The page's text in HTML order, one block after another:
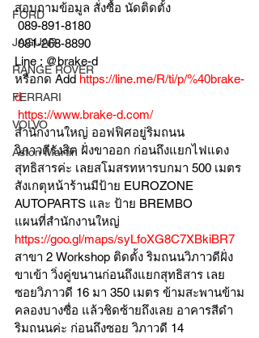
FORD
JAGUAR
RANGE ROVER
FERRARI
VOLVO
Aston Martin
สอบถามข้อมูล สั่งซื้อ นัดติดตั้ง
089-891-8180
081-268-8890
Line : @brake-d
หรือกด Add https://line.me/R/ti/p/%40brake-
d
https://www.brake-d.com/
สำนักงานใหญ่ ออฟฟิศอยู่ริมถนน
วิภาวดีรังสิต ฝั่งขาออก ก่อนถึงแยกไฟแดง
สุทธิสารค่ะ เลยสโมสรทหารบกมา 500 เมตร
สังเกตุหน้าร้านมีป้าย EUROZONE
AUTOPARTS และ ป้าย BREMBO
แผนที่สำนักงานใหญ่
https://goo.gl/maps/syLfoXG8C7XBkiBR7
สาขา 2 Workshop ติดตั้ง ริมถนนวิภาวดีฝั่ง
ขาเข้า วิ่งคู่ขนานก่อนถึงแยกสุทธิสาร เลย
ซอยวิภาวดี 16 มา 350 เมตร ข้ามสะพานข้าม
คลองบางซื่อ แล้วชิดซ้ายถึงเลย อาคารสีดำ
ริมถนนค่ะ ก่อนถึงซอย วิภาวดี 14